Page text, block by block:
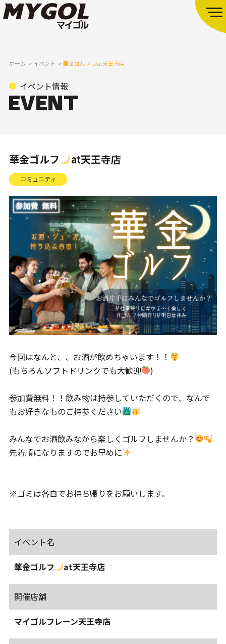
ホーム イベント 華金ゴルフ at天王寺店
イベント情報
華金ゴルフ at天王寺店
コミュニティ
今回はなんと、、お酒が飲めちゃいます！！
(もちろんソフトドリンクでも大歓迎
)
参加費無料！！飲み物は持参していただくので、なんで
もお好きなものご持参ください
みんなでお酒飲みながら楽しくゴルフしませんか？
先着順になりますのでお早めに
※ゴミは各自でお持ち帰りをお願いします。
イベント名
華金ゴルフ at天王寺店
開催店舗
マイゴルフレーン天王寺店